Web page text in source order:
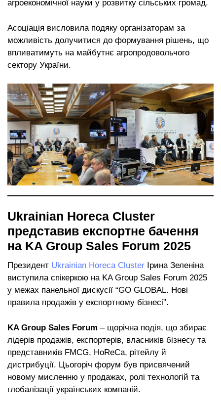
агроекономічної науки у розвитку сільських громад.
Асоціація висловила подяку організаторам за
можливість долучитися до формування рішень, що
впливатимуть на майбутнє агропродовольчого
сектору України.
Ukrainian Horeca Cluster
представив експортне бачення
на KA Group Sales Forum 2025
Президент Ukrainian Horeca Cluster Ірина Зеленіна
виступила спікеркою на KA Group Sales Forum 2025
у межах панельної дискусії “GO GLOBAL. Нові
правила продажів у експортному бізнесі”.
KA Group Sales Forum – щорічна подія, що збирає
лідерів продажів, експортерів, власників бізнесу та
представників FMCG, HoReCa, рітейлу й
дистрибуції. Цьогоріч форум був присвячений
новому мисленню у продажах, ролі технологій та
глобалізації українських компаній.